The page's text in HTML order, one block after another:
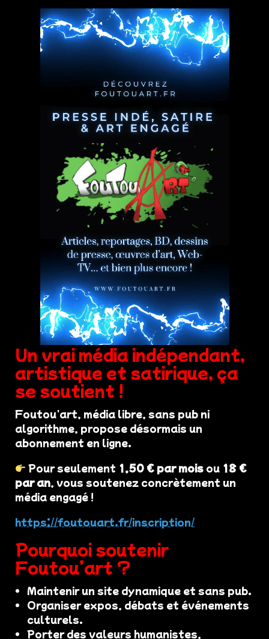
Un vrai média indépendant,
artistique et satirique, ça
se soutient !
Foutou'art, média libre, sans pub ni
algorithme, propose désormais un
abonnement en ligne.
Pour seulement 1,50 € par mois ou 18 €
par an, vous soutenez concrètement un
média engagé !
https://foutouart.fr/inscription/
Pourquoi soutenir
Foutou’art ?
Maintenir un site dynamique et sans pub.
Organiser expos, débats et événements
culturels.
Porter des valeurs humanistes,